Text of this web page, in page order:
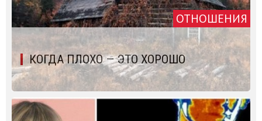
ОТНОШЕНИЯ
КОГДА ПЛОХО — ЭТО ХОРОШО